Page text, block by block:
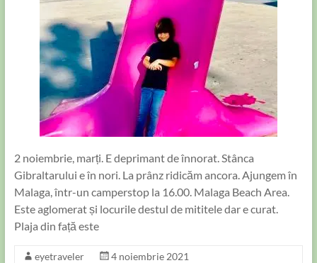
2 noiembrie, marți. E deprimant de înnorat. Stânca
Gibraltarului e în nori. La prânz ridicăm ancora. Ajungem în
Malaga, într-un camperstop la 16.00. Malaga Beach Area.
Este aglomerat și locurile destul de mititele dar e curat.
Plaja din față este
eyetraveler
4 noiembrie 2021